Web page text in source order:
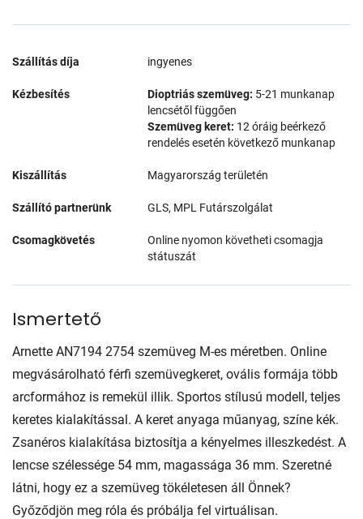
Szállítás díja ingyenes
Kézbesítés Dioptriás szemüveg: 5-21 munkanap
lencsétől függően
Szemüveg keret: 12 óráig beérkező
rendelés esetén következő munkanap
Kiszállítás Magyarország területén
Szállító partnerünk GLS, MPL Futárszolgálat
Csomagkövetés
Online nyomon követheti csomagja
státuszát
Ismertető
Arnette AN7194 2754 szemüveg M-es méretben. Online
megvásárolható férfi szemüvegkeret, ovális formája több
arcformához is remekül illik. Sportos stílusú modell, teljes
keretes kialakítással. A keret anyaga műanyag, színe kék.
Zsanéros kialakítása biztosítja a kényelmes illeszkedést. A
lencse szélessége 54 mm, magassága 36 mm. Szeretné
látni, hogy ez a szemüveg tökéletesen áll Önnek?
Győződjön meg róla és próbálja fel virtuálisan.